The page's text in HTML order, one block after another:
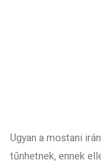
Ugyan a mostani
tűnhetnek, ennek